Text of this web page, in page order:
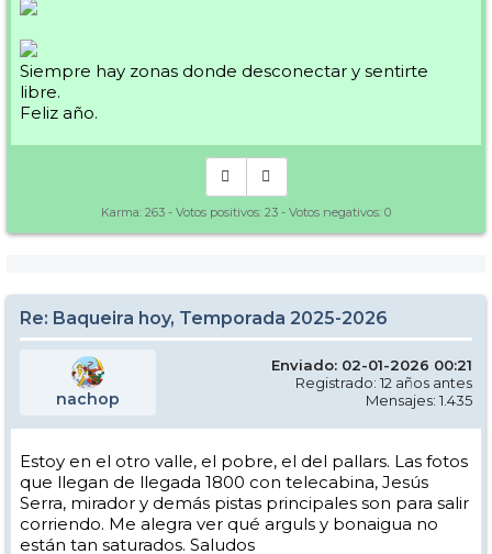
Siempre hay zonas donde desconectar y sentirte
libre.
Feliz año.
Karma: 263 - Votos positivos: 23 - Votos negativos: 0
Re: Baqueira hoy, Temporada 2025-2026
nachop
Enviado: 02-01-2026 00:21
Registrado: 12 años antes
Mensajes: 1.435
Estoy en el otro valle, el pobre, el del pallars. Las fotos
que llegan de llegada 1800 con telecabina, Jesús
Serra, mirador y demás pistas principales son para salir
corriendo. Me alegra ver qué arguls y bonaigua no
están tan saturados. Saludos